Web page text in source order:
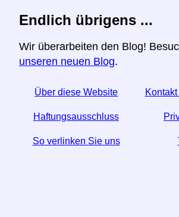
Endlich übrigens ...
Wir überarbeiten den Blog!
unseren neuen Blog.
Über diese Website
Haftungsausschluss
So verlinken Sie uns